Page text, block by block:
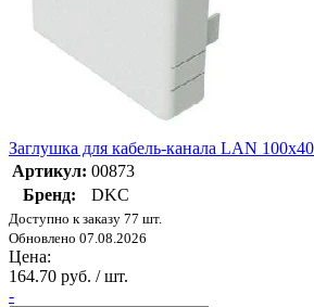
Заглушка для кабель-канала LAN
Артикул: 00873
Бренд:
DKC
Доступно к заказу 77 шт.
Обновлено 07.08.2026
Цена:
164.70 руб. / шт.
-